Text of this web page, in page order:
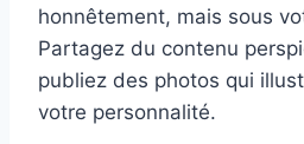
honnêtement, mais sous
Partagez du contenu
publiez des photos qui
votre personnalité.